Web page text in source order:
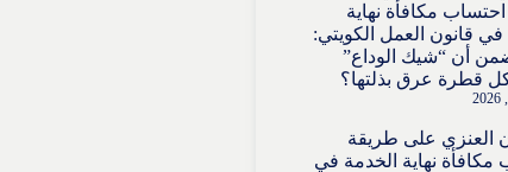
مكافأة نهاية
في قانون العمل الكويتي:
أن “شيك الوداع”
قطرة عرق بذلتها؟
العنزي على طريقة
مكافأة نهاية الخدمة في